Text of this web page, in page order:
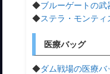
◆ブルーゲートの武
◆ステラ・モンティ
医療バッグ
◆ダム戦場の医療バ